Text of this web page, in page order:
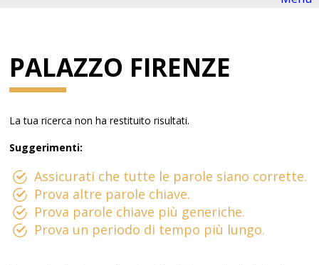
PALAZZO FIRENZE
La tua ricerca non ha restituito risultati.
Suggerimenti:
Assicurati che tutte le parole siano corrette.
Prova altre parole chiave.
Prova parole chiave più generiche.
Prova un periodo di tempo più lungo.